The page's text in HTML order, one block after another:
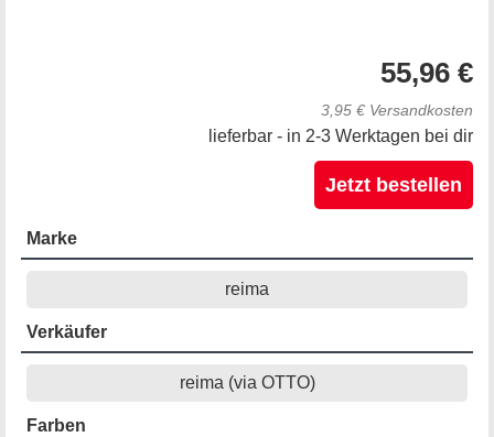
55,96 €
3,95 € Versandkosten
lieferbar - in 2-3 Werktagen bei dir
Jetzt bestellen
Marke
reima
Verkäufer
reima (via OTTO)
Farben